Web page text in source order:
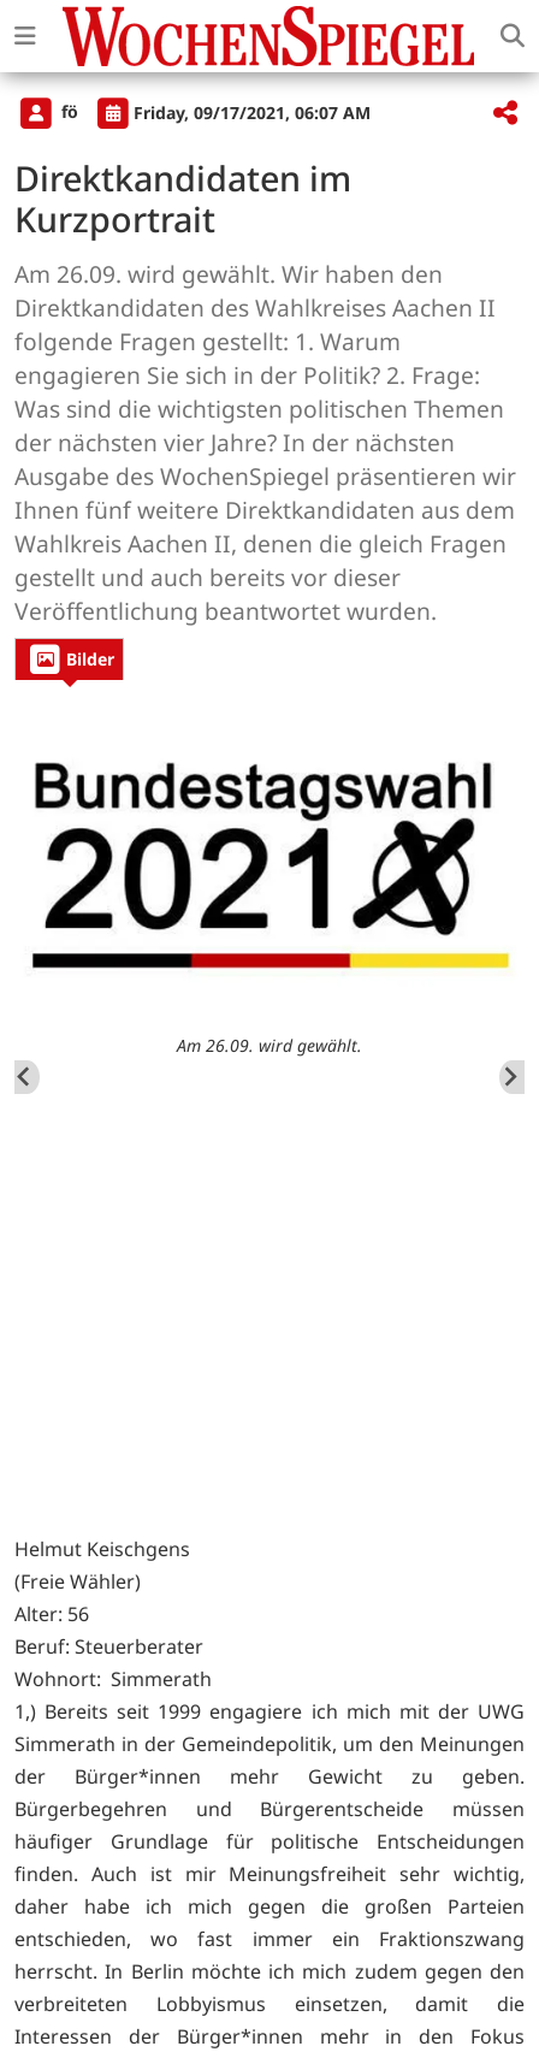
fö Friday, 09/17/2021, 06:07 AM
Direktkandidaten im
Kurzportrait
Am 26.09. wird gewählt. Wir haben den
Direktkandidaten des Wahlkreises Aachen II
folgende Fragen gestellt: 1. Warum
engagieren Sie sich in der Politik? 2. Frage:
Was sind die wichtigsten politischen Themen
der nächsten vier Jahre? In der nächsten
Ausgabe des WochenSpiegel präsentieren wir
Ihnen fünf weitere Direktkandidaten aus dem
Wahlkreis Aachen II, denen die gleich Fragen
gestellt und auch bereits vor dieser
Veröffentlichung beantwortet wurden.
Bilder
Am 26.09. wird gewählt.
Helmut Keischgens
(Freie Wähler)
Alter: 56
Beruf: Steuerberater
Wohnort: Simmerath
1,) Bereits seit 1999 engagiere ich mich mit der UWG
Simmerath in der Gemeindepolitik, um den Meinungen
der Bürger*innen mehr Gewicht zu geben.
Bürgerbegehren und Bürgerentscheide müssen
häufiger Grundlage für politische Entscheidungen
finden. Auch ist mir Meinungsfreiheit sehr wichtig,
daher habe ich mich gegen die großen Parteien
entschieden, wo fast immer ein Fraktionszwang
herrscht. In Berlin möchte ich mich zudem gegen den
verbreiteten Lobbyismus einsetzen, damit die
Interessen der Bürger*innen mehr in den Fokus